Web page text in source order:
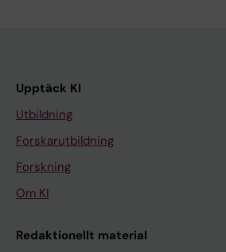
Upptäck KI
Utbildning
Forskarutbildning
Forskning
Om KI
Redaktionellt material